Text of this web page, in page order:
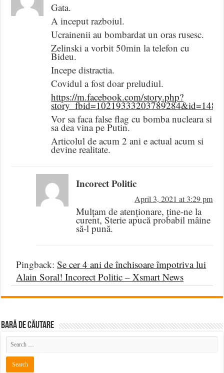
Gata.
A inceput razboiul.
Ucrainenii au bombardat un oras rusesc.
Zelinski a vorbit 50min la telefon cu
Bideu.
Incepe distractia.
Covidul a fost doar preludiul.
https://m.facebook.com/story.php?
Vor sa faca false flag cu bomba nucleara si
sa dea vina pe Putin.
Articolul de acum 2 ani e actual acum si
devine realitate.
Incorect Politic
April 3, 2021 at 3:29 pm
Mulțam de atenționare, ține-ne la
curent, Sterie apucă probabil mâine
să-l pună.
Pingback:Se cer 4 ani de închisoare împotriva lui
Alain Soral! Incorect Politic – Xsmart News
BARĂ DE CĂUTARE